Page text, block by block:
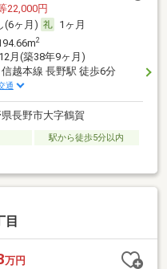
22,000円
(6ヶ月)
1ヶ月
2
月(築38年9ヶ月)
信越本線 長野駅 徒歩6分
通
長野市大字鶴賀
駅から徒歩5分以内
目
万円